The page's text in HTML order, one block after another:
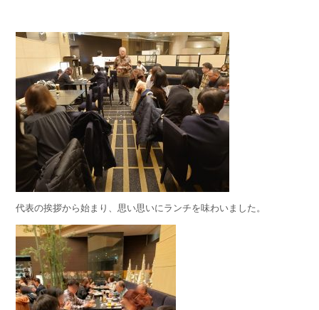
代表の挨拶から始まり、思い思いにランチを味わいました。